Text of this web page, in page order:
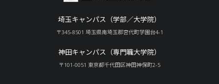
埼玉キャンパス（学部／大学院）
〒345-8501 埼玉県南埼玉郡宮代町学園台4-1
神田キャンパス（専門職大学院）
〒101-0051 東京都千代田区神田神保町2-5